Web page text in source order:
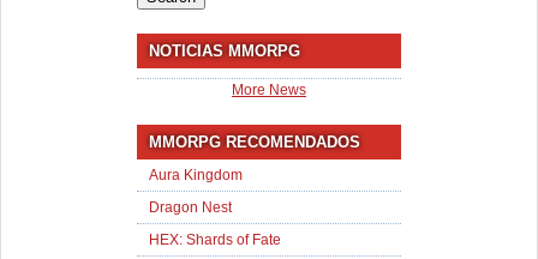
NOTICIAS MMORPG
More News
MMORPG RECOMENDADOS
Aura Kingdom
Dragon Nest
HEX: Shards of Fate